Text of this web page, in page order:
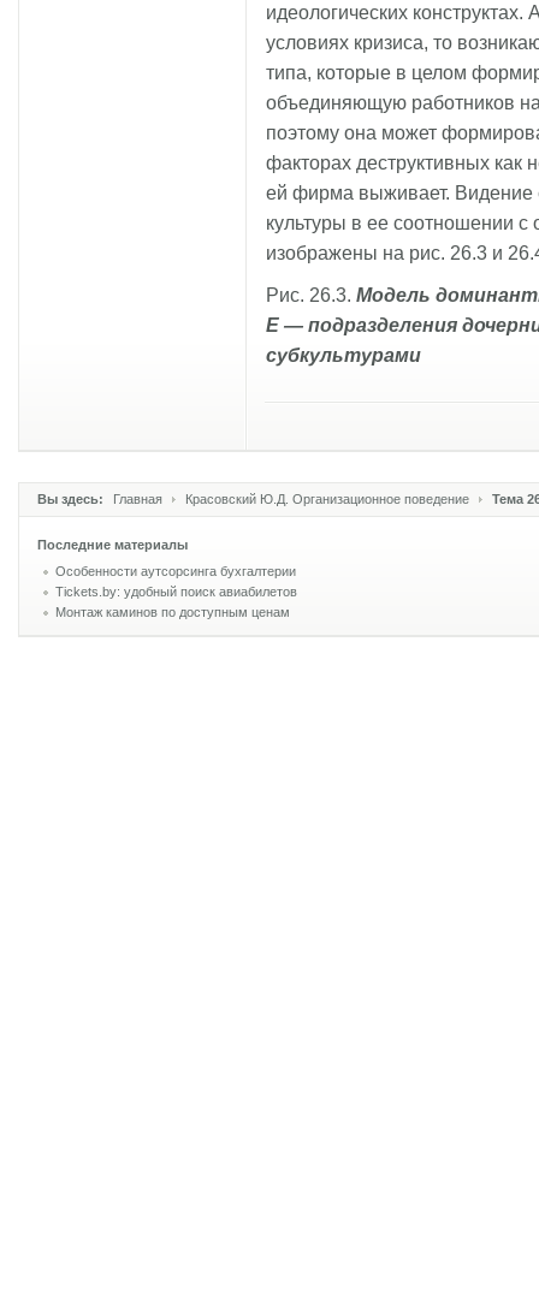
идеологических
условиях кризиса, то
типа, которые в целом
объединяющую работников
поэтому она может
факторах деструктивных как
ей фирма выживает. Видение
культуры в ее соотношении
изображены на рис. 26.3 и
Рис. 26.3. Модель
Е — подразделения
субкультурами
Вы здесь: Главная Красовский Ю.Д. Организационное поведение Тема
Последние материалы
Особенности аутсорсинга бухгалтерии
Tickets.by: удобный поиск авиабилетов
Монтаж каминов по доступным ценам